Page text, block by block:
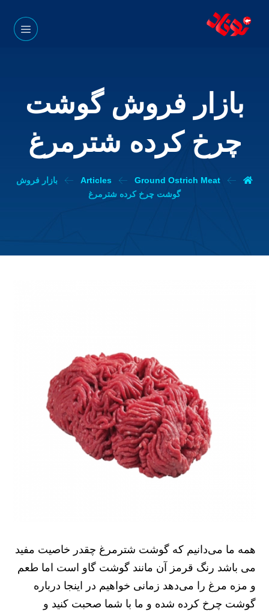
بازار فروش گوشت
چرخ کرده شترمرغ
Articles Ground Ostrich Meat
بازار فروش
گوشت چرخ کرده شترمرغ
همه ما می‌دانیم که گوشت شترمرغ چقدر خاصیت مفید
می باشد رنگ قرمز آن مانند گوشت گاو است اما طعم
و مزه مرغ را می‌دهد زمانی خواهیم در اینجا درباره
گوشت چرخ کرده شده و ما با شما صحبت کنید و